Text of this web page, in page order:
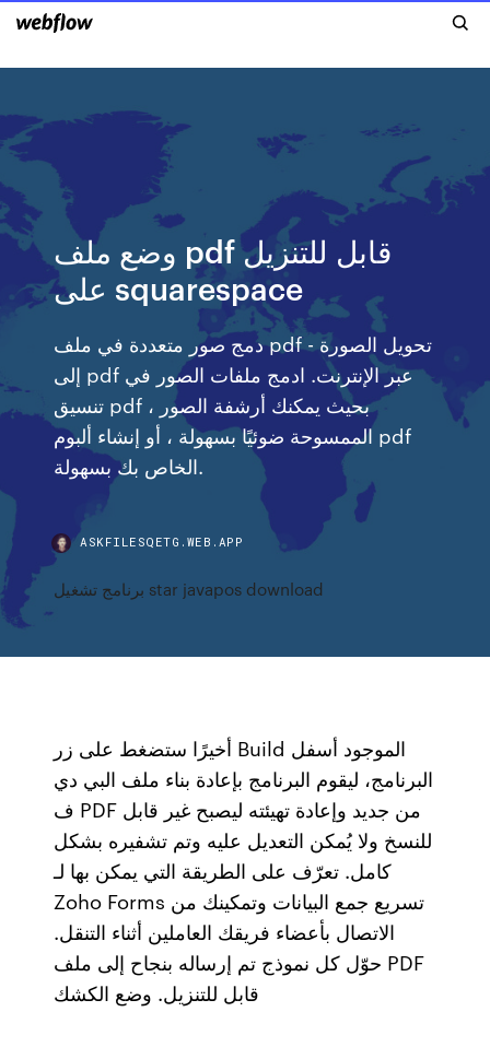
وضع ملف pdf قابل للتنزيل
على squarespace
دمج صور متعددة في ملف pdf - تحويل الصورة
إلى pdf عبر الإنترنت. ادمج ملفات الصور في
تنسيق pdf ، بحيث يمكنك أرشفة الصور
الممسوحة ضوئيًا بسهولة ، أو إنشاء ألبوم pdf
الخاص بك بسهولة.
ASKFILESQETG.WEB.APP
برنامج تشغيل star javapos download
أخيرًا ستضغط على زر Build الموجود أسفل
البرنامج، ليقوم البرنامج بإعادة بناء ملف البي دي
ف PDF من جديد وإعادة تهيئته ليصبح غير قابل
للنسخ ولا يُمكن التعديل عليه وتم تشفيره بشكل
كامل. تعرّف على الطريقة التي يمكن بها لـ
Zoho Forms تسريع جمع البيانات وتمكينك من
الاتصال بأعضاء فريقك العاملين أثناء التنقل.
حوّل كل نموذج تم إرساله بنجاح إلى ملف PDF
قابل للتنزيل. وضع الكشك